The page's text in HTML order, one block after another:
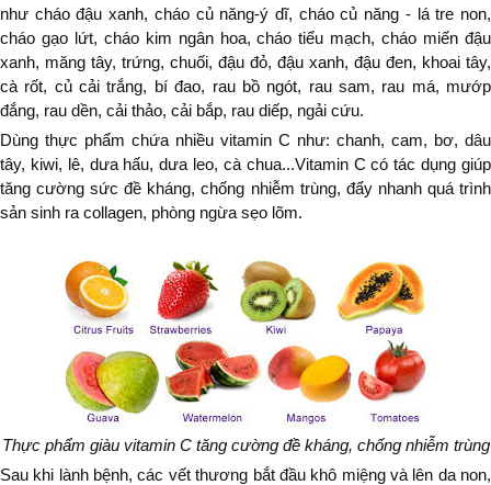
như cháo đậu xanh, cháo củ năng-ý dĩ, cháo củ năng - lá tre non,
cháo gạo lứt, cháo kim ngân hoa, cháo tiểu mạch, cháo miến đậu
xanh, măng tây, trứng, chuối, đậu đỏ, đậu xanh, đậu đen, khoai tây,
cà rốt, củ cải trắng, bí đao, rau bồ ngót, rau sam, rau má, mướp
đắng, rau dền, cải thảo, cải bắp, rau diếp, ngải cứu.
Dùng thực phẩm chứa nhiều vitamin C như: chanh, cam, bơ, dâu
tây, kiwi, lê, dưa hấu, dưa leo, cà chua...Vitamin C có tác dụng giúp
tăng cường sức đề kháng, chống nhiễm trùng, đẩy nhanh quá trình
sản sinh ra collagen, phòng ngừa sẹo lõm.
Thực phẩm giàu vitamin C tăng cường đề kháng, chống nhiễm trùng
Sau khi lành bệnh, các vết thương bắt đầu khô miệng và lên da non,